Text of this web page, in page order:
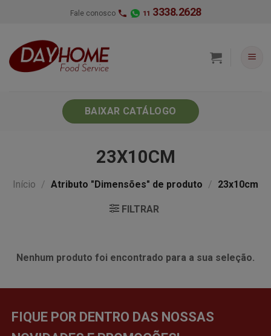
Fale conosco 11 3338.2628
BAIXAR CATÁLOGO
23X10CM
Início / Atributo "Dimensões" de produto / 23x10cm
FILTRAR
Nenhum produto foi encontrado para a sua seleção.
FIQUE POR DENTRO DAS NOSSAS